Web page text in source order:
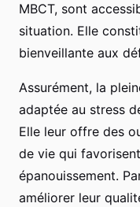
MBCT, sont
situation. Elle
bienveillante aux
Assurément, la
adaptée au stress
Elle leur offre des
de vie qui
épanouissement.
améliorer leur